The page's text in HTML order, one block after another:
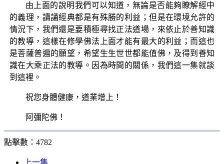
由上面的說明我們可以知道，無論是否能夠瞭解經中
的義理，讀誦經典都是有殊勝的利益；但是在環境允許的
情況下，我們還是要積極尋找正法道場，來依止於善知識
的教導，這樣在修學佛法上面才能有最大的利益；而這也
是菩薩普遍的願望，希望生生世世都能值佛，及得到善知
識在大乘正法的教導。因為時間的關係，我們這一集就談
到這裡。
祝您身體健康，道業增上！
阿彌陀佛！
點擊數：4782
上一集